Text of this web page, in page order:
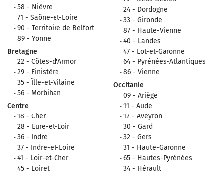
58 - Nièvre
71 - Saône-et-Loire
90 - Territoire de Belfort
89 - Yonne
Bretagne
22 - Côtes-d'Armor
29 - Finistère
35 - Îlle-et-Vilaine
56 - Morbihan
Centre
18 - Cher
28 - Eure-et-Loir
36 - Indre
37 - Indre-et-Loire
41 - Loir-et-Cher
45 - Loiret
24 - Dordogne
33 - Gironde
87 - Haute-Vienne
40 - Landes
47 - Lot-et-Garonne
64 - Pyrénées-Atlantiques
86 - Vienne
Occitanie
09 - Ariège
11 - Aude
12 - Aveyron
30 - Gard
32 - Gers
31 - Haute-Garonne
65 - Hautes-Pyrénées
34 - Hérault